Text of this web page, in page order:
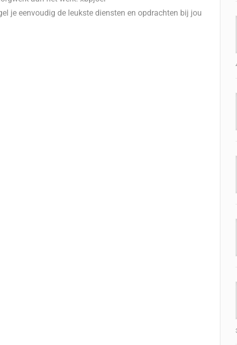
je eenvoudig de leukste diensten en opdrachten bij jou